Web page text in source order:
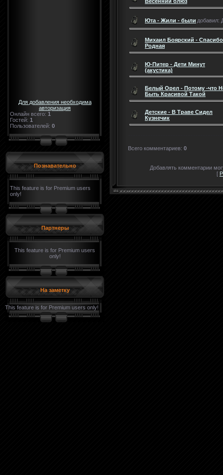
Для добавления необходима
авторизация
Онлайн всего: 1
Гостей: 1
Пользователей: 0
Познавательно
This feature is for Premium users
only!
Партнеры
This feature is for Premium users
only!
На заметку
This feature is for Premium users only!
Юта - Жили - были добавил:
Михаил Боярский -
Родная
Ю-Питер - Дети Минут
(акустика)
Белый Орел - Потому -что
Быть Красивой Такой
Детские - В Траве Сидел
Кузнечик
Всего комментариев: 0
Добавлять комментарии
[